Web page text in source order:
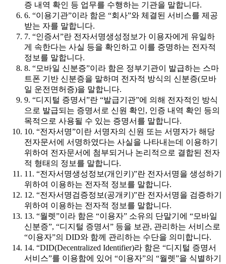
증 내역 확인 등 업무를 수행하는 기관을 말합니다.
6. “이용기관”이라 함은 “회사”와 체결된 서비스를 제공
받는 자를 말합니다.
7. “인증서”란 전자서명생성정보가 이용자에게 유일하
게 속한다는 사실 등을 확인하고 이를 증명하는 전자적
정보를 말합니다.
8. “모바일 신분증”이라 함은 정부기관이 발급하는 스마
트폰 기반 신분증을 말하며 전자적 방식의 신분증(모바
일 운전면허증)을 말합니다.
9. “디지털 증명서”란 “발급기관”에 의해 전자적인 방식
으로 발급되는 증명서로 신원 확인, 인증 내역 확인 등의
목적으로 사용될 수 있는 증명서를 말합니다.
10. “전자서명”이란 서명자의 신원 또는 서명자가 해당
전자문서에 서명하였다는 사실을 나타내는데 이용하기
위하여 전자문서에 첨부되거나 논리적으로 결합된 전자
적 형태의 정보를 말합니다.
11. “전자서명생성정보(개인키)”란 전자서명을 생성하기
위하여 이용하는 전자적 정보를 말합니다.
12. “전자서명검증정보(공개키)”란 전자서명을 검증하기
위하여 이용하는 전자적 정보를 말합니다.
13. “월렛”이라 함은 “이용자” 소유의 단말기에 “모바일
신분증”, “디지털 증명서” 등을 보관, 관리하는 서비스로
“이용자”의 DID와 함께 관리하는 수단을 의미합니다.
14. “DID(Decentralized Identifier)라 함은 “디지털 증명서
서비스”를 이용함에 있어 “이용자”의 “월렛”을 식별하기